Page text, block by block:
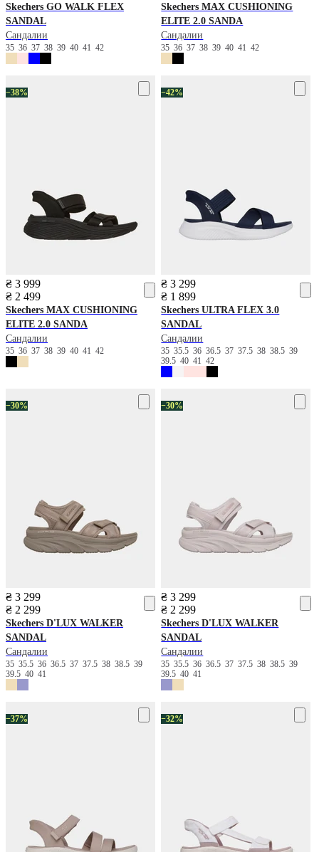
Skechers GO WALK FLEX
SANDAL
Сандалии
35 36 37 38 39 40 41 42
Skechers MAX CUSHIONING
ELITE 2.0 SANDA
Сандалии
3536373839404142
−38%
₴ 3 999
₴ 2 499
Skechers MAX CUSHIONING
ELITE 2.0 SANDA
Сандалии
35 36 37 38 39 40 41 42
−42%
₴ 3 299
₴ 1 899
Skechers ULTRA FLEX 3.0
SANDAL
Сандалии
3535.53636.53737.53838.539
39.5404142
−30%
₴ 3 299
₴ 2 299
Skechers D'LUX WALKER
SANDAL
Сандалии
35 35.5 36 36.5 37 37.5 38 38.5 39
39.5 40 41
−30%
₴ 3 299
₴ 2 299
Skechers D'LUX WALKER
SANDAL
Сандалии
3535.53636.53737.53838.539
39.54041
−37% −32%